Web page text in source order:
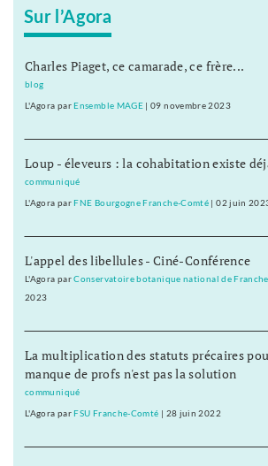
Sur l’Agora
Charles Piaget, ce camarade, ce frère...
blog
L'Agora parEnsemble MAGE |09 novembre 2023
Loup - éleveurs : la cohabitation existe
communiqué
L'Agora parFNE Bourgogne Franche-Comté |02 juin
L'appel des libellules - Ciné-Conférence
L'Agora parConservatoire botanique national de
2023
La multiplication des statuts précaires
manque de profs n'est pas la solution
communiqué
L'Agora parFSU Franche-Comté | 28 juin 2022